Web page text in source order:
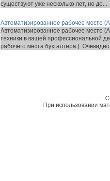
существуют уже несколько лет, но до...
Автоматизированное рабочее место
Автоматизированное рабочее место
техники в вашей профессиональной
рабочего места бухгалтера.).
При использовании